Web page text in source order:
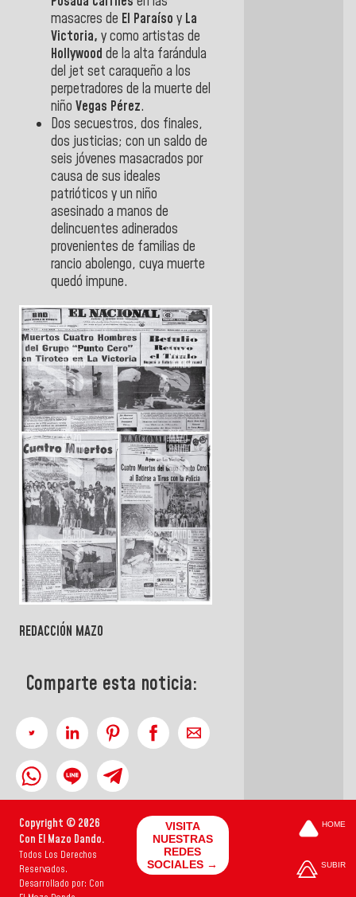
masacres de El Paraíso y La
Victoria, y como artistas de
Hollywood de la alta farándula
del jet set caraqueño a los
perpetradores de la muerte del
niño Vegas Pérez.
Dos secuestros, dos finales,
dos justicias; con un saldo de
seis jóvenes masacrados por
causa de sus ideales
patrióticos y un niño
asesinado a manos de
delincuentes adinerados
provenientes de familias de
rancio abolengo, cuya muerte
quedó impune.
REDACCIÓN MAZO
Comparte esta noticia:
Copyright © 2026
Con El Mazo Dando.
Todos Los Derechos
Reservados.
Desarrollado por: Con
VISITA
NUESTRAS
REDES
SOCIALES →
HOME
SUBIR